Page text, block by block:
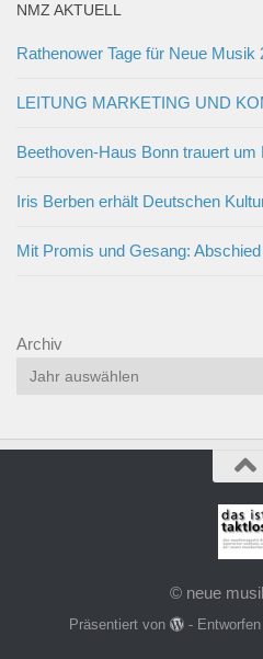
NMZ AKTUELL
Rathenower Tage für Neue Musik
LEITUNG MARKETING UND
Beethoven-Haus Bonn trauert
Iris Berben erhält Deutschen
Mit Promis und Gesang:
Archiv
© neue
Präsentiert von -